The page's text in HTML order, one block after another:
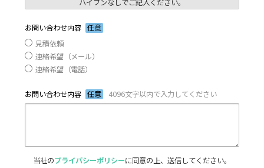
ハイフンなしでご記入ください。
お問い合わせ内容 任意
見積依頼
連絡希望（メール）
連絡希望（電話）
お問い合わせ内容 任意 4096文字以内で入力してください
当社のプライバシーポリシーに同意の上、送信してください。